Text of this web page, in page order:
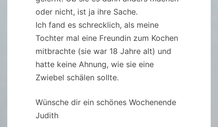
oder nicht, ist ja ihre Sache.
Ich fand es schrecklich, als meine
Tochter mal eine Freundin zum Kochen
mitbrachte (sie war 18 Jahre alt) und
hatte keine Ahnung, wie sie eine
Zwiebel schälen sollte.
Wünsche dir ein schönes Wochenende
Judith